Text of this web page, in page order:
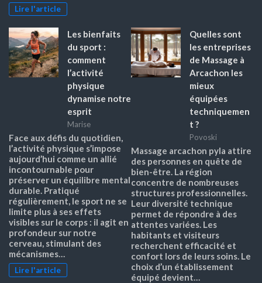
Lire l'article
Les bienfaits
du sport :
comment
l’activité
physique
dynamise notre
esprit
Marise
Face aux défis du quotidien,
l’activité physique s’impose
aujourd’hui comme un allié
incontournable pour
préserver un équilibre mental
durable. Pratiqué
régulièrement, le sport ne se
limite plus à ses effets
visibles sur le corps : il agit en
profondeur sur notre
cerveau, stimulant des
mécanismes…
Lire l'article
Quelles sont
les entreprises
de Massage à
Arcachon les
mieux
équipées
techniquemen
t ?
Povoski
Massage arcachon pyla attire
des personnes en quête de
bien-être. La région
concentre de nombreuses
structures professionnelles.
Leur diversité technique
permet de répondre à des
attentes variées. Les
habitants et visiteurs
recherchent efficacité et
confort lors de leurs soins. Le
choix d’un établissement
équipé devient…